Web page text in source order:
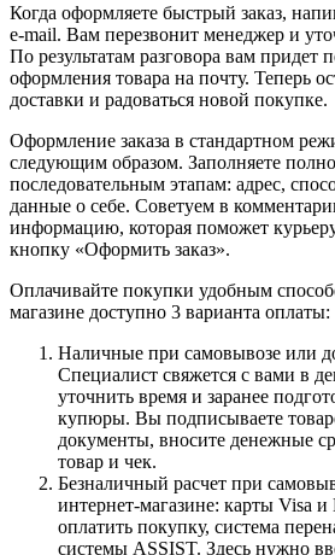
Когда оформляете быстрый заказ,
e-mail. Вам перезвонит менеджер и
По результатам разговора вам придет
оформления товара на почту. Теперь
доставки и радоваться новой покупке.
Оформление заказа в стандартном
следующим образом. Заполняете
последовательным этапам: адрес,
данные о себе. Советуем в
информацию, которая поможет
кнопку «Оформить заказ».
Оплачивайте покупки удобным
магазине доступно 3 варианта оплаты:
Наличные при самовывозе или
Специалист свяжется с вами в
уточнить время и заранее
купюры. Вы подписываете
документы, вносите денежные
товар и чек.
Безналичный расчет при
интернет-магазине: карты Visa
оплатить покупку, система
системы ASSIST. Здесь нужно